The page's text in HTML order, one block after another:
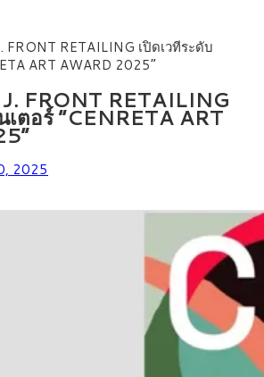
หารและเครื่องดื่ม ซาลอน พบต่างด้าวผิด
นอมินี
อสหรัฐฯหลังจ้างงานแผ่ว
การตอบโจทย์ประเทศ
ฟเขียวหลักการ ร่าง พ.ร.ฎ. เปิดทาง รฟม.เดิน
นเรล 12.54 กม. เชื่อมเมืองหาดใหญ่
พ.รัฐแบกรับผู้ป่วยบัตรทอง 87% แต่ได้งบ
เสนอทบทวนจัดสรรงบให้สอดคล้องภาระ
RETAILING เปิดเวทีระดับ
ART AWARD 2025”
FRONT RETAILING
เตอร์ “CENRETA ART
2025